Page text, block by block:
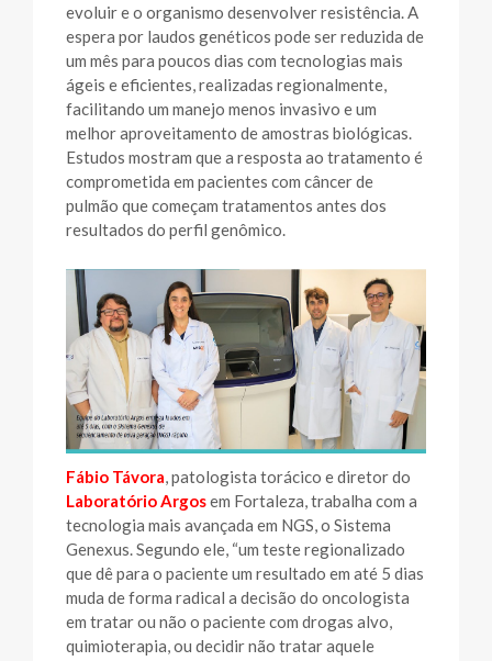
evoluir e o organismo desenvolver resistência. A
espera por laudos genéticos pode ser reduzida de
um mês para poucos dias com tecnologias mais
ágeis e eficientes, realizadas regionalmente,
facilitando um manejo menos invasivo e um
melhor aproveitamento de amostras biológicas.
Estudos mostram que a resposta ao tratamento é
comprometida em pacientes com câncer de
pulmão que começam tratamentos antes dos
resultados do perfil genômico.
Fábio Távora, patologista torácico e diretor do
Laboratório Argosem Fortaleza, trabalha com a
tecnologia mais avançada em NGS, o Sistema
Genexus. Segundo ele, “um teste regionalizado
que dê para o paciente um resultado em até 5 dias
muda de forma radical a decisão do oncologista
em tratar ou não o paciente com drogas alvo,
quimioterapia, ou decidir não tratar aquele